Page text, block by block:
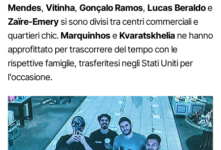
Mendes, Vitinha, Gonçalo Ramos, Lucas Beraldoe
Zaïre-Emerysi sono divisi tra centri commerciali e
quartieri chic.MarquinhoseKvaratskhelia ne hanno
approfittato per trascorrere del tempo con le
rispettive famiglie, trasferitesi negli Stati Uniti per
l'occasione.